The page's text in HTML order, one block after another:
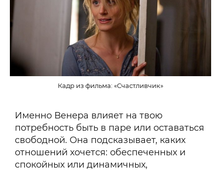
Кадр из фильма: «Счастливчик»
Именно Венера влияет на твою
потребность быть в паре или оставаться
свободной. Она подсказывает, каких
отношений хочется: обеспеченных и
спокойных или динамичных,